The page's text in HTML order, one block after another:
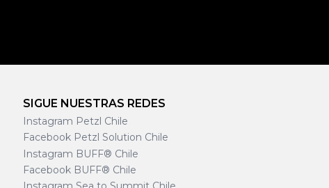
SIGUE NUESTRAS REDES
Instagram Petzl Chile
Facebook Petzl Solution Chile
Instagram BUFF® Chile
Facebook BUFF® Chile